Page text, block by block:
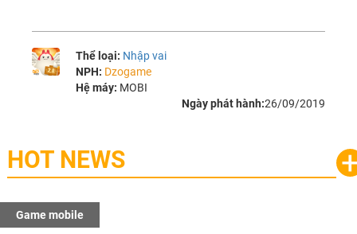
Thể loại: Nhập vai
NPH: Dzogame
Hệ máy: MOBI
Ngày phát hành:26/09/2019
HOT NEWS
Game mobile